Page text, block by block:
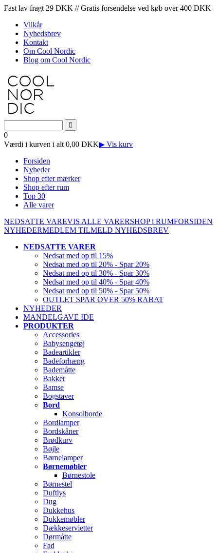
Fast lav fragt 29 DKK // Gratis forsendelse ved køb over 400 DKK
Vilkår
Nyhedsbrev
Kontakt
Om Cool Nordic
Blog om Cool Nordic
0
Værdi i kurven i alt 0,00 DKK▶ Vis kurv
Forsiden
Nyheder
Shop efter mærker
Shop efter rum
Top 30
Alle varer
NEDSATTE VAREVIS ALLE VARERSHOP i RUMFORSIDEN
NYHEDERMEDLEM TILMELD NYHEDSBREV
NEDSATTE VARER
Nedsat med op til 15%
Nedsat med op til 20% - Spar 20%
Nedsat med op til 30% - Spar 30%
Nedsat med op til 40% - Spar 40%
Nedsat med op til 50% - Spar 50%
OUTLET SPAR OVER 50% RABAT
NYHEDER
MANDELGAVE IDE
PRODUKTER
Accessories
Babysengetøj
Badeartikler
Badeforhæng
Bademåtte
Bakker
Bamse
Bogstaver
Bord
Konsolborde
Bordlamper
Bordskåner
Brødkurv
Bøjle
Børnelamper
Børnemøbler
Børnestole
Børnestel
Duftlys
Dug
Dukkehus
Dukkemøbler
Dækkeservietter
Dørmåtte
Fad